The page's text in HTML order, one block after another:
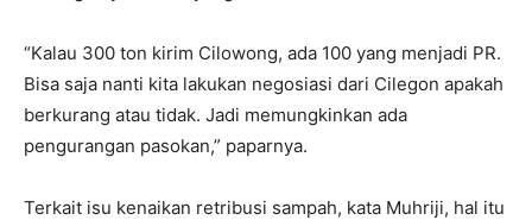
“Kalau 300 ton kirim Cilowong, ada 100 yang menjadi PR.
Bisa saja nanti kita lakukan negosiasi dari Cilegon apakah
berkurang atau tidak. Jadi memungkinkan ada
pengurangan pasokan,” paparnya.
Terkait isu kenaikan retribusi sampah, kata Muhriji, hal itu